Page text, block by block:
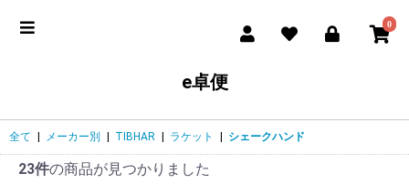
0
e卓便
全て メーカー別 TIBHAR ラケット シェークハンド
23件の商品が見つかりました